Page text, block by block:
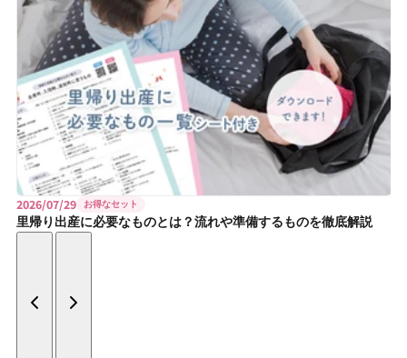
2026/07/29 お得なセット
里帰り出産に必要なものとは？流れや準備するものを徹底解説